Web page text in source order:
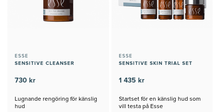
ESSE
SENSITIVE CLEANSER
730 kr
Lugnande rengöring för känslig
hud
ESSE
SENSITIVE SKIN TRIAL SET
1 435 kr
Startset för en känslig hud som
vill testa på Esse